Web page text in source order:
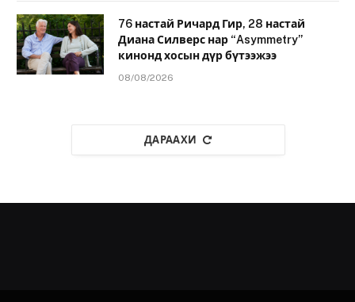
76 настай Ричард Гир, 28 настай
Диана Силверс нар “Asymmetry”
кинонд хосын дүр бүтээжээ
08/08/2026
ДАРААХИ